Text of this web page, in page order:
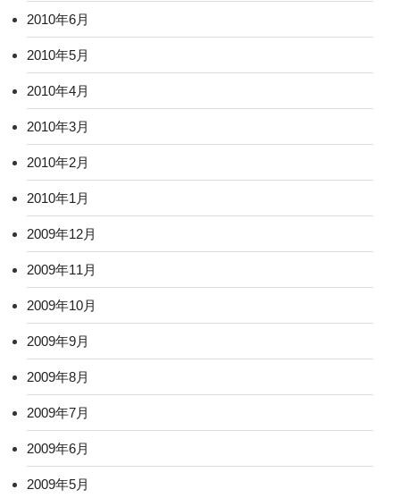
2010年6月
2010年5月
2010年4月
2010年3月
2010年2月
2010年1月
2009年12月
2009年11月
2009年10月
2009年9月
2009年8月
2009年7月
2009年6月
2009年5月